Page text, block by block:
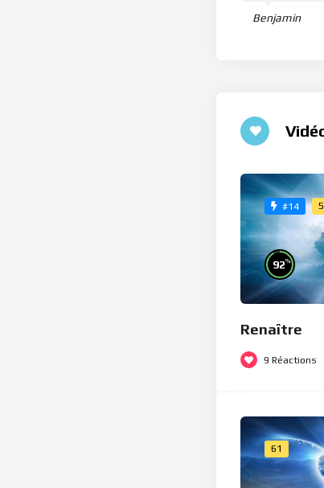
Benjamin
#14
92%
Renaître
9 Réactions
61